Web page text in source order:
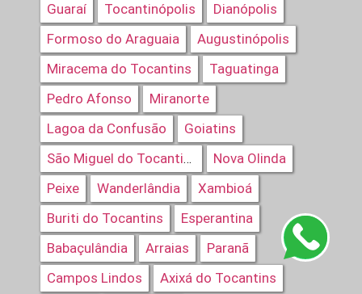
Guaraí
Tocantinópolis
Dianópolis
Formoso do Araguaia
Augustinópolis
Miracema do Tocantins
Taguatinga
Pedro Afonso
Miranorte
Lagoa da Confusão
Goiatins
São Miguel do Tocantins
Nova Olinda
Peixe
Wanderlândia
Xambioá
Buriti do Tocantins
Esperantina
Babaçulândia
Arraias
Paranã
Campos Lindos
Axixá do Tocantins